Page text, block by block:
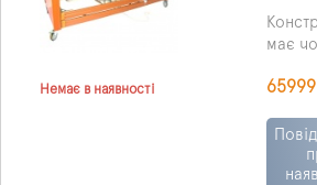
Немає в наявності
має
що
спини.